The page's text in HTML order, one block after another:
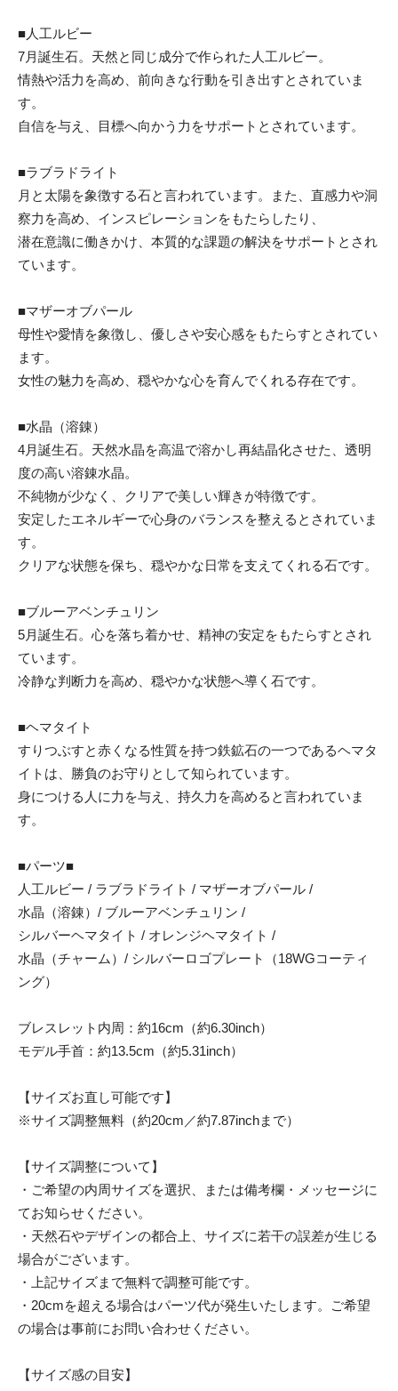
■人工ルビー
7月誕生石。天然と同じ成分で作られた人工ルビー。
情熱や活力を高め、前向きな行動を引き出すとされていま
す。
自信を与え、目標へ向かう力をサポートとされています。
■ラブラドライト
月と太陽を象徴する石と言われています。また、直感力や洞
察力を高め、インスピレーションをもたらしたり、
潜在意識に働きかけ、本質的な課題の解決をサポートとされ
ています。
■マザーオブパール
母性や愛情を象徴し、優しさや安心感をもたらすとされてい
ます。
女性の魅力を高め、穏やかな心を育んでくれる存在です。
■水晶（溶錬）
4月誕生石。天然水晶を高温で溶かし再結晶化させた、透明
度の高い溶錬水晶。
不純物が少なく、クリアで美しい輝きが特徴です。
安定したエネルギーで心身のバランスを整えるとされていま
す。
クリアな状態を保ち、穏やかな日常を支えてくれる石です。
■ブルーアベンチュリン
5月誕生石。心を落ち着かせ、精神の安定をもたらすとされ
ています。
冷静な判断力を高め、穏やかな状態へ導く石です。
■ヘマタイト
すりつぶすと赤くなる性質を持つ鉄鉱石の一つであるヘマタ
イトは、勝負のお守りとして知られています。
身につける人に力を与え、持久力を高めると言われていま
す。
■パーツ■
人工ルビー / ラブラドライト / マザーオブパール /
水晶（溶錬）/ ブルーアベンチュリン /
シルバーヘマタイト / オレンジヘマタイト /
水晶（チャーム）/ シルバーロゴプレート（18WGコーティ
ング）
ブレスレット内周：約16cm（約6.30inch）
モデル手首：約13.5cm（約5.31inch）
【サイズお直し可能です】
※サイズ調整無料（約20cm／約7.87inchまで）
【サイズ調整について】
・ご希望の内周サイズを選択、または備考欄・メッセージに
てお知らせください。
・天然石やデザインの都合上、サイズに若干の誤差が生じる
場合がございます。
・上記サイズまで無料で調整可能です。
・20cmを超える場合はパーツ代が発生いたします。ご希望
の場合は事前にお問い合わせください。
【サイズ感の目安】